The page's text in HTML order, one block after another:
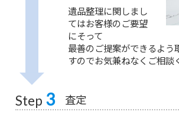
遺品整理に関しまし
てはお客様のご要望
にそって
最善のご提案ができるよう
すのでお気兼ねなくご相談
Step 3 査定